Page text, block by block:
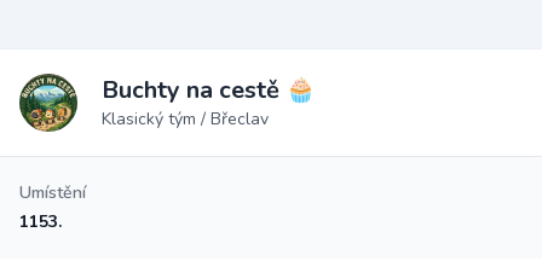
Buchty na cestě 🧁
Klasický tým / Břeclav
Umístění
1153.